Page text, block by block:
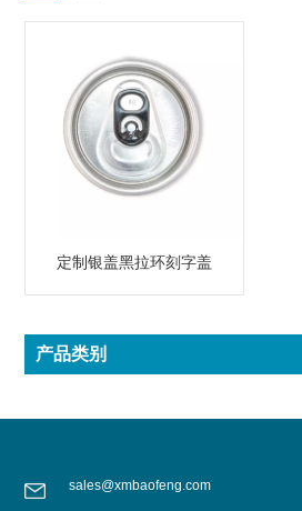
定制银盖黑拉环刻字盖
产品类别
sales@xmbaofeng.com